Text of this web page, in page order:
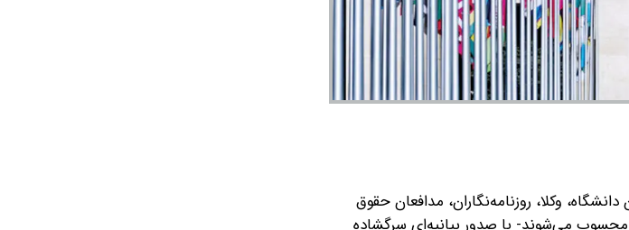
وکلا، روزنامه‌نگاران، مدافعان حقوق
می‌شوند- با صدور بیانیه‌ای سرگشاده